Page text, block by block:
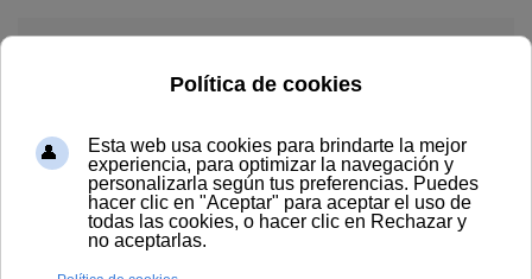
Nuevo Sistema de Revalorización